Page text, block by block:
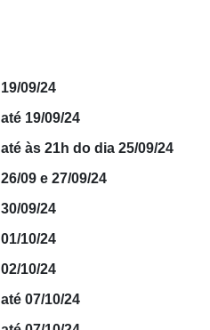
19/09/24
até 19/09/24
até às 21h do dia 25/09/24
26/09 e 27/09/24
30/09/24
01/10/24
02/10/24
até 07/10/24